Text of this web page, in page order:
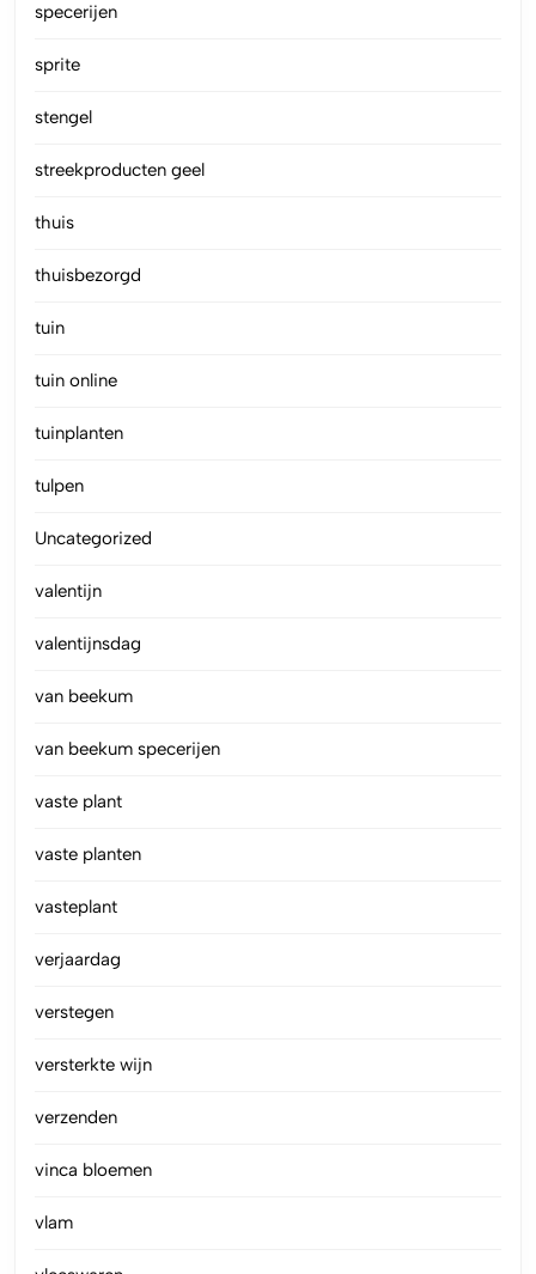
specerijen
sprite
stengel
streekproducten geel
thuis
thuisbezorgd
tuin
tuin online
tuinplanten
tulpen
Uncategorized
valentijn
valentijnsdag
van beekum
van beekum specerijen
vaste plant
vaste planten
vasteplant
verjaardag
verstegen
versterkte wijn
verzenden
vinca bloemen
vlam